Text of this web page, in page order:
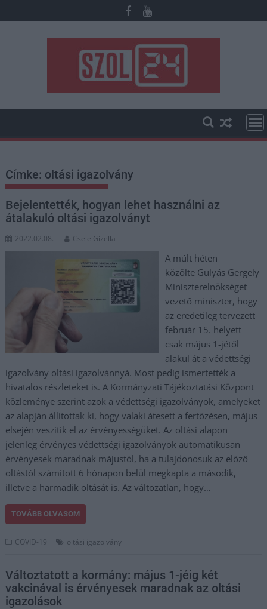
to
Címke: oltási igazolvány
Bejelentették, hogyan lehet használni az
átalakuló oltási igazolványt
2022.02.08. Csele Gizella
A múlt héten
közölte Gulyás Gergely
Miniszterelnökséget
vezető miniszter, hogy
az eredetileg tervezett
február 15. helyett
csak május 1-jétől
alakul át a védettségi
igazolvány oltási igazolvánnyá. Most pedig ismertették a
hivatalos részleteket is. A Kormányzati Tájékoztatási Központ
közleménye szerint azok a védettségi igazolványok, amelyeket
az alapján állítottak ki, hogy valaki átesett a fertőzésen, május
elsején veszítik el az érvényességüket. Az oltási alapon
jelenleg érvényes védettségi igazolványok automatikusan
érvényesek maradnak májustól, ha a tulajdonosuk az előző
oltástól számított 6 hónapon belül megkapta a második,
illetve a harmadik oltását is. Az változatlan, hogy…
TOVÁBB OLVASOM
COVID-19 oltási igazolvány
Változtatott a kormány: május 1-jéig két
vakcinával is érvényesek maradnak az oltási
igazolások